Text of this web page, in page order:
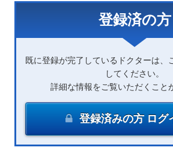
登録済の方
既に登録が完了しているドクターは、
してください。
詳細な情報をご覧いただくこと
登録済みの方 ログ